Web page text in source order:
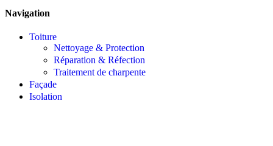
Navigation
Toiture
Nettoyage & Protection
Réparation & Réfection
Traitement de charpente
Façade
Isolation